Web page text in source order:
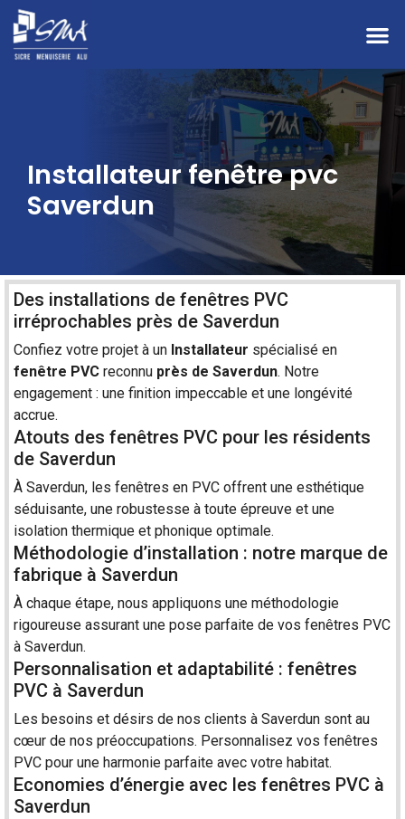
Installateur fenêtre pvc
Saverdun
Des installations de fenêtres PVC
irréprochables près de Saverdun
Confiez votre projet à un Installateur spécialisé en
fenêtre PVC reconnu près de Saverdun. Notre
engagement : une finition impeccable et une longévité
accrue.
Atouts des fenêtres PVC pour les résidents
de Saverdun
À Saverdun, les fenêtres en PVC offrent une esthétique
séduisante, une robustesse à toute épreuve et une
isolation thermique et phonique optimale.
Méthodologie d’installation : notre marque de
fabrique à Saverdun
À chaque étape, nous appliquons une méthodologie
rigoureuse assurant une pose parfaite de vos fenêtres PVC
à Saverdun.
Personnalisation et adaptabilité : fenêtres
PVC à Saverdun
Les besoins et désirs de nos clients à Saverdun sont au
cœur de nos préoccupations. Personnalisez vos fenêtres
PVC pour une harmonie parfaite avec votre habitat.
Economies d’énergie avec les fenêtres PVC à
Saverdun